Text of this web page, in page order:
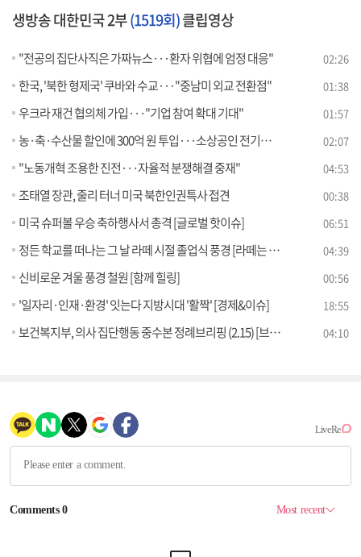
생방송 대한민국 2부(1519회)클립영상
"전공의 집단사직은 가짜뉴스···환자 위협에 엄정 대응" 02:26
한국, '북한 형제국' 쿠바와 수교···"중남미 외교 전환점" 01:38
우크라 재건 협의체 가입···"기업 참여 확대 기대" 01:57
농·축·수산물 할인에 300억 원 투입···소상공인 전기요금 지원 02:07
"노동개혁 조용한 진전···자율적 분쟁해결 중재" 04:53
조태열 장관, 줄리 터너 미국 북한인권특사 접견 00:38
미국 슈퍼볼 우승 축하행사서 총격 [글로벌 핫이슈] 06:51
정든 학교를 떠나는 그 날 라떼 시절 졸업식 풍경 [라떼는 뉴우스] 04:39
신비로운 겨울 풍경 철원 [함께 힐링] 00:56
'일자리·인재·환경' 잇는다 지방시대 '활짝' [경제&이슈] 18:55
보건복지부, 의사 집단행동 중수본 정례브리핑 (2.15) [브리핑 인사이트] 04:10